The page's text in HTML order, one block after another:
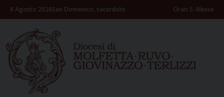
Skip8 Agosto 2026San Domenico, sacerdote Orari S. Messe